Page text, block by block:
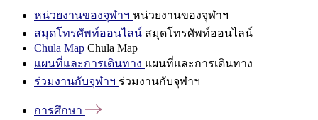
หน่วยงานของจุฬาฯ หน่วยงานของจุฬาฯ
สมุดโทรศัพท์ออนไลน์ สมุดโทรศัพท์ออนไลน์
Chula Map Chula Map
แผนที่และการเดินทาง แผนที่และการเดินทาง
ร่วมงานกับจุฬาฯ ร่วมงานกับจุฬาฯ
การศึกษา